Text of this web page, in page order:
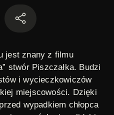
jest znany z filmu
stwór Piszczałka. Budzi
i wycieczkowiczów
miejscowości. Dzięki
wypadkiem chłopca